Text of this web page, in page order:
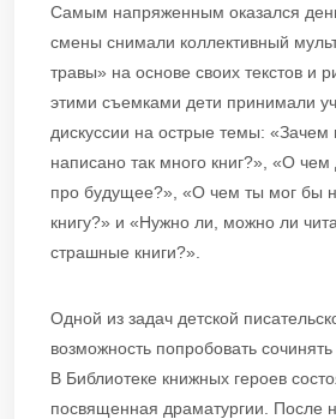
Самым напряженным оказался
смены снимали коллективный
травы» на основе своих текстов и
этими съемками дети принимали
дискуссии на острые темы: «Зачем
написано так много книг?», «О
про будущее?», «О чем ты мог бы
книгу?» и «Нужно ли, можно ли
страшные книги?».
Одной из задач детской
возможность попробовать
В Библиотеке книжных героев
посвященная драматургии. После